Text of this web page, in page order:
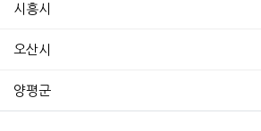
시흥시
오산시
양평군